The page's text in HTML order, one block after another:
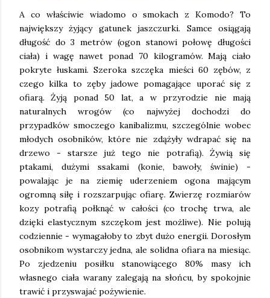
A co właściwie wiadomo o smokach z Komodo? To
największy żyjący gatunek jaszczurki. Samce osiągają
długość do 3 metrów (ogon stanowi połowę długości
ciała) i wagę nawet ponad 70 kilogramów. Mają ciało
pokryte łuskami. Szeroka szczęka mieści 60 zębów, z
czego kilka to zęby jadowe pomagające uporać się z
ofiarą. Żyją ponad 50 lat, a w przyrodzie nie mają
naturalnych wrogów (co najwyżej dochodzi do
przypadków smoczego kanibalizmu, szczególnie wobec
młodych osobników, które nie zdążyły wdrapać się na
drzewo - starsze już tego nie potrafią). Żywią się
ptakami, dużymi ssakami (konie, bawoły, świnie) -
powalając je na ziemię uderzeniem ogona mającym
ogromną siłę i rozszarpując ofiarę. Zwierzę rozmiarów
kozy potrafią połknąć w całości (co trochę trwa, ale
dzięki elastycznym szczękom jest możliwe). Nie polują
codziennie - wymagałoby to zbyt dużo energii. Dorosłym
osobnikom wystarczy jedna, ale solidna ofiara na miesiąc.
Po zjedzeniu posiłku stanowiącego 80% masy ich
własnego ciała warany zalegają na słońcu, by spokojnie
trawić i przyswajać pożywienie.